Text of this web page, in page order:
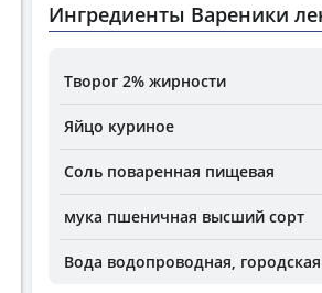
Ингредиенты Вареники
Творог 2% жирности
Яйцо куриное
Соль поваренная пищевая
мука пшеничная высший сорт
Вода водопроводная, городская